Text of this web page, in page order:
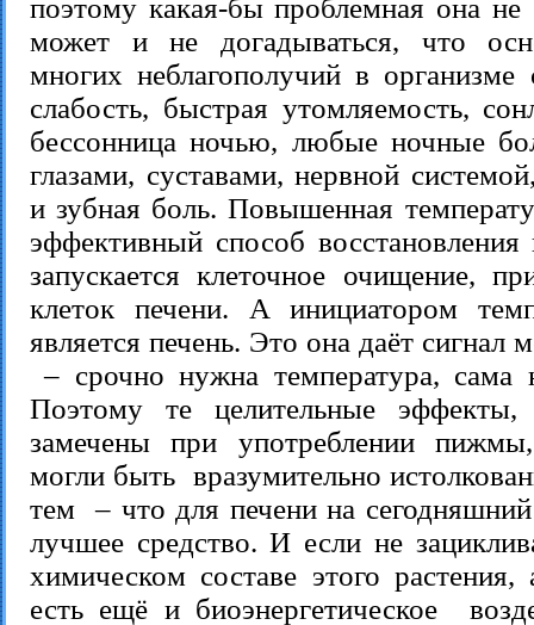
поэтому какая-бы проблемная она не
может и не догадываться, что
многих неблагополучий в
слабость, быстрая утомляемость,
бессонница ночью, любые ночные
глазами, суставами, нервной
и зубная боль. Повышенная
эффективный способ восстановления
запускается клеточное очищение,
клеток печени. А инициатором
является печень. Это она даёт сигнал
– срочно нужна температура, сама
Поэтому те целительные
замечены при употреблении
могли быть вразумительно
тем – что для печени на
лучшее средство. И если не
химическом составе этого растения,
есть ещё и биоэнергетическое